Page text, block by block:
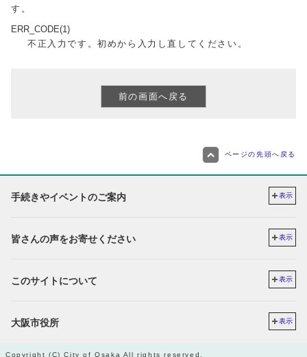
す。
ERR_CODE(1)
不正入力です。初めから入力し直してください。
ページの先頭へ戻る
手続きやイベントのご案内 表示
皆さんの声をお寄せください 表示
このサイトについて 表示
大阪市役所 表示
Copyright (C) City of Osaka All rights reserved.